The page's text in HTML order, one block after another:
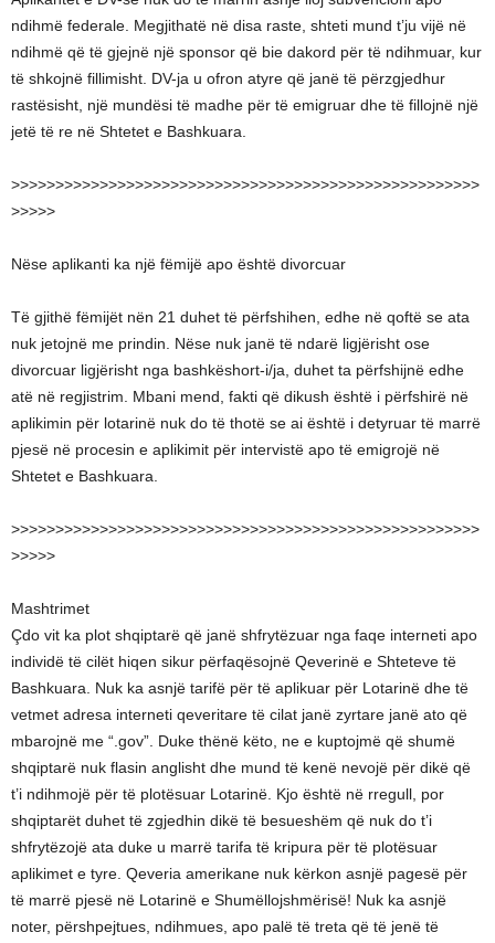
ndihmë federale. Megjithatë në disa raste, shteti mund t’ju vijë në
ndihmë që të gjejnë një sponsor që bie dakord për të ndihmuar, kur
të shkojnë fillimisht. DV-ja u ofron atyre që janë të përzgjedhur
rastësisht, një mundësi të madhe për të emigruar dhe të fillojnë një
jetë të re në Shtetet e Bashkuara.
>>>>>>>>>>>>>>>>>>>>>>>>>>>>>>>>>>>>>>>>>>>>>>>>>>>>>
>>>>>
Nëse aplikanti ka një fëmijë apo është divorcuar
Të gjithë fëmijët nën 21 duhet të përfshihen, edhe në qoftë se ata
nuk jetojnë me prindin. Nëse nuk janë të ndarë ligjërisht ose
divorcuar ligjërisht nga bashkëshort-i/ja, duhet ta përfshijnë edhe
atë në regjistrim. Mbani mend, fakti që dikush është i përfshirë në
aplikimin për lotarinë nuk do të thotë se ai është i detyruar të marrë
pjesë në procesin e aplikimit për intervistë apo të emigrojë në
Shtetet e Bashkuara.
>>>>>>>>>>>>>>>>>>>>>>>>>>>>>>>>>>>>>>>>>>>>>>>>>>>>>
>>>>>
Mashtrimet
Çdo vit ka plot shqiptarë që janë shfrytëzuar nga faqe interneti apo
individë të cilët hiqen sikur përfaqësojnë Qeverinë e Shteteve të
Bashkuara. Nuk ka asnjë tarifë për të aplikuar për Lotarinë dhe të
vetmet adresa interneti qeveritare të cilat janë zyrtare janë ato që
mbarojnë me “.gov”. Duke thënë këto, ne e kuptojmë që shumë
shqiptarë nuk flasin anglisht dhe mund të kenë nevojë për dikë që
t’i ndihmojë për të plotësuar Lotarinë. Kjo është në rregull, por
shqiptarët duhet të zgjedhin dikë të besueshëm që nuk do t’i
shfrytëzojë ata duke u marrë tarifa të kripura për të plotësuar
aplikimet e tyre. Qeveria amerikane nuk kërkon asnjë pagesë për
të marrë pjesë në Lotarinë e Shumëllojshmërisë! Nuk ka asnjë
noter, përshpejtues, ndihmues, apo palë të treta që të jenë të